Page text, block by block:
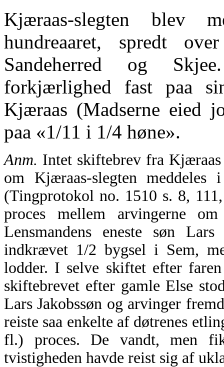
Kjæraas-slegten blev
hundreaaret, spredt
Sandeherred og
forkjærlighed fast paa
Kjæraas (Madserne eied
paa «1/11 i 1/4 høne».
Anm. Intet skiftebrev fra
om Kjæraas-slegten
(Tingprotokol no. 1510 s. 8,
proces mellem arvingerne
Lensmandens eneste søn
indkrævet 1/2 bygsel i Sem,
lodder. I selve skiftet efter
skiftebrevet efter gamle Else
Lars Jakobssøn og arvinger
reiste saa enkelte af døtrenes
fl.) proces. De vandt, men
tvistigheden havde reist sig af